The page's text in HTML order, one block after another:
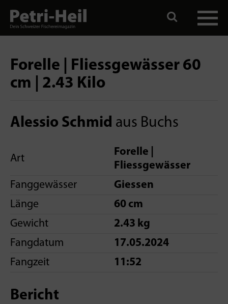
Forelle | Fliessgewässer 60
cm | 2.43 Kilo
Alessio Schmid aus Buchs
Art
Forelle |
Fliessgewässer
Fanggewässer
Giessen
Länge
60 cm
Gewicht
2.43 kg
Fangdatum
17.05.2024
Fangzeit
11:52
Bericht